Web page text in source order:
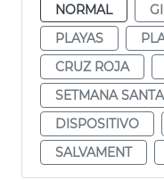
NORMAL
PLAYAS
CRUZ ROJA
SETMANA SANTA
DISPOSITIVO
SALVAMENT